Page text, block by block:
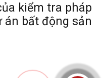
kiểm tra pháp
án bất động sản